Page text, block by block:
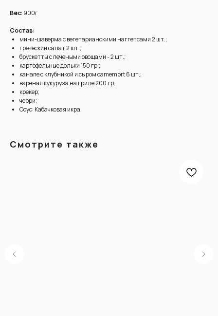
Вес: 900г
Состав:
мини-шаверма с вегетарианскими наггетсами 2 шт.;
греческий салат 2 шт.;
брускетты с печеными овощами - 2 шт.;
картофельные дольки 150 гр.;
канапе с клубникой и сыром camembrt 6 шт.;
вареная кукуруза на гриле 200 гр.;
крекер;
черри;
Соус: Кабачковая икра
Смотрите также